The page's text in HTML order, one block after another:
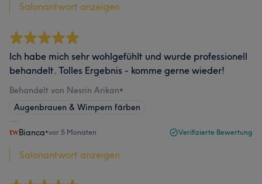
Salonantwort anzeigen
Ich habe mich sehr wohlgefühlt und wurde professionell
behandelt. Tolles Ergebnis - komme gerne wieder!
Behandelt von Nesrin Arikan•
Augenbrauen & Wimpern färben
Bianca•vor 5 Monaten Verifizierte Bewertung
Salonantwort anzeigen